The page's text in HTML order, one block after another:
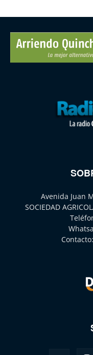
Avenida Juan
SOCIEDAD
Contacto: